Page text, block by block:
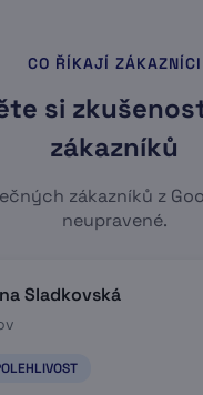
CO ŘÍKAJÍ ZÁKAZNÍCI
si
zákazníků
zákazníků z
neupravené.
Sladkovská